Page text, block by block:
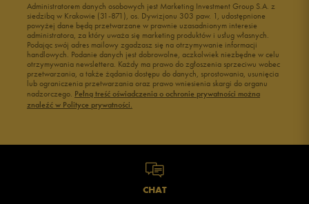
Administratorem danych osobowych jest Marketing Investment Group S.A. z
siedzibą w Krakowie (31-871), os. Dywizjonu 303 paw. 1, udostępnione
powyżej dane będą przetwarzane w prawnie uzasadnionym interesie
administratora, za który uważa się marketing produktów i usług własnych.
Podając swój adres mailowy zgadzasz się na otrzymywanie informacji
handlowych. Podanie danych jest dobrowolne, aczkolwiek niezbędne w celu
otrzymywania newslettera. Każdy ma prawo do zgłoszenia sprzeciwu wobec
przetwarzania, a także żądania dostępu do danych, sprostowania, usunięcia
lub ograniczenia przetwarzania oraz prawo wniesienia skargi do organu
nadzorczego. Pełną treść oświadczenia o ochronie prywatności można
znaleźć w Polityce prywatności.
CHAT